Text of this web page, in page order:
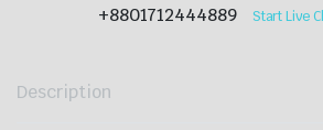
+8801712444889 Start Live
Description